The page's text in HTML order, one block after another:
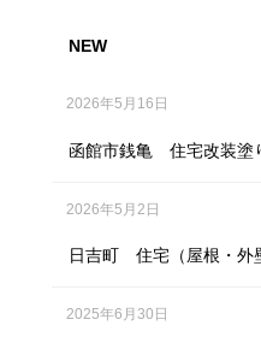
NEW
2026年5月16日
函館市銭亀 住宅改装塗
2026年5月2日
日吉町 住宅（屋根・外
2025年6月30日